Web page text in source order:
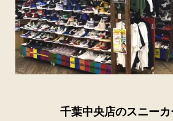
千葉中央店のスニー